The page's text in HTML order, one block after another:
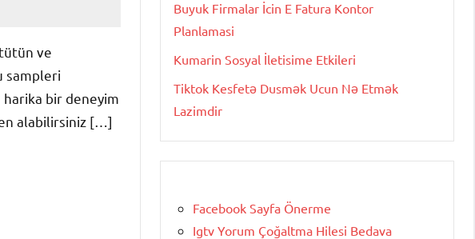
ve
sampleri
bir deneyim
alabilirsiniz […]
Buyuk Firmalar İcin E Fatura Kontor
Planlamasi
Kumarin Sosyal İletisime Etkileri
Tiktok Kesfetə Dusmək Ucun Nə Etmək
Lazimdir
Facebook Sayfa Önerme
Igtv Yorum Çoğaltma Hilesi Bedava